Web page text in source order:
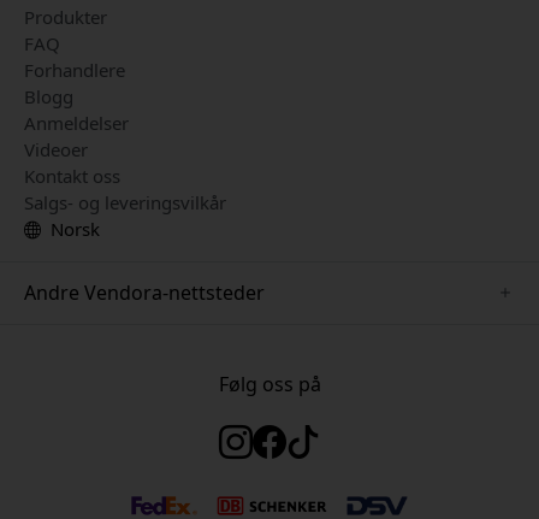
Produkter
FAQ
Forhandlere
Blogg
Anmeldelser
Videoer
Kontakt oss
Salgs- og leveringsvilkår
Norsk
Andre Vendora-nettsteder
www.nordicsmartlight.se
Følg oss på